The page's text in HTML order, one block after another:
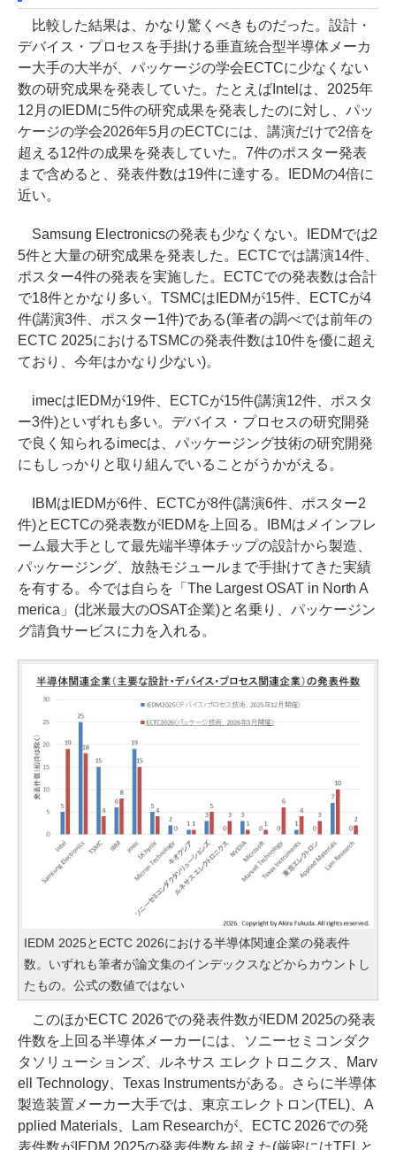
比較した結果は、かなり驚くべきものだった。設計・
デバイス・プロセスを手掛ける垂直統合型半導体メーカ
ー大手の大半が、パッケージの学会ECTCに少なくない
数の研究成果を発表していた。たとえばIntelは、2025年
12月のIEDMに5件の研究成果を発表したのに対し、パッ
ケージの学会2026年5月のECTCには、講演だけで2倍を
超える12件の成果を発表していた。7件のポスター発表
まで含めると、発表件数は19件に達する。IEDMの4倍に
近い。
Samsung Electronicsの発表も少なくない。IEDMでは2
5件と大量の研究成果を発表した。ECTCでは講演14件、
ポスター4件の発表を実施した。ECTCでの発表数は合計
で18件とかなり多い。TSMCはIEDMが15件、ECTCが4
件(講演3件、ポスター1件)である(筆者の調べでは前年の
ECTC 2025におけるTSMCの発表件数は10件を優に超え
ており、今年はかなり少ない)。
imecはIEDMが19件、ECTCが15件(講演12件、ポスタ
ー3件)といずれも多い。デバイス・プロセスの研究開発
で良く知られるimecは、パッケージング技術の研究開発
にもしっかりと取り組んでいることがうかがえる。
IBMはIEDMが6件、ECTCが8件(講演6件、ポスター2
件)とECTCの発表数がIEDMを上回る。IBMはメインフレ
ーム最大手として最先端半導体チップの設計から製造、
パッケージング、放熱モジュールまで手掛けてきた実績
を有する。今では自らを「The Largest OSAT in North A
merica」(北米最大のOSAT企業)と名乗り、パッケージン
グ請負サービスに力を入れる。
IEDM 2025とECTC 2026における半導体関連企業の発表件
数。いずれも筆者が論文集のインデックスなどからカウントし
たもの。公式の数値ではない
このほかECTC 2026での発表件数がIEDM 2025の発表
件数を上回る半導体メーカーには、ソニーセミコンダク
タソリューションズ、ルネサス エレクトロニクス、Marv
ell Technology、Texas Instrumentsがある。さらに半導体
製造装置メーカー大手では、東京エレクトロン(TEL)、A
pplied Materials、Lam Researchが、ECTC 2026での発
表件数がIEDM 2025の発表件数を超えた(厳密にはTELと